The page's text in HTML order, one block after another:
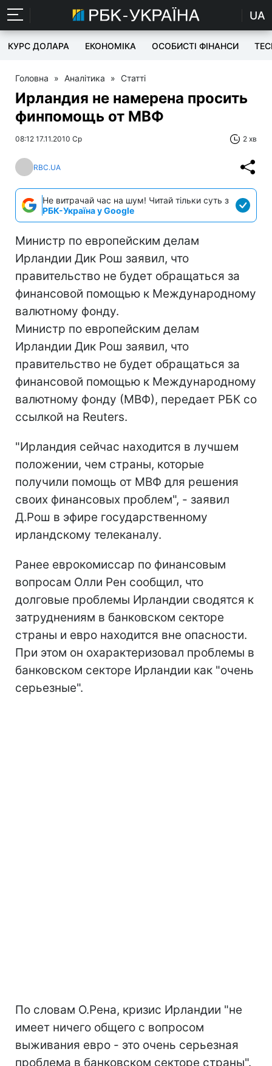
UA
КУРС ДОЛАРА ЕКОНОМІКА ОСОБИСТІ ФІНАНСИ
Головна » Аналітика » Статті
Ирландия не намерена просить
финпомощь от МВФ
08:12 17.11.2010 Ср 2 хв
RBC.UA
Не витрачай час на шум! Читай тільки суть з
РБК-Україна у Google
Министр по европейским делам
Ирландии Дик Рош заявил, что
правительство не будет обращаться за
финансовой помощью к Международному
валютному фонду.
Министр по европейским делам
Ирландии Дик Рош заявил, что
правительство не будет обращаться за
финансовой помощью к Международному
валютному фонду (МВФ), передает РБК со
ссылкой на Reuters.
"Ирландия сейчас находится в лучшем
положении, чем страны, которые
получили помощь от МВФ для решения
своих финансовых проблем", - заявил
Д.Рош в эфире государственному
ирландскому телеканалу.
Ранее еврокомиссар по финансовым
вопросам Олли Рен сообщил, что
долговые проблемы Ирландии сводятся к
затруднениям в банковском секторе
страны и евро находится вне опасности.
При этом он охарактеризовал проблемы в
банковском секторе Ирландии как "очень
серьезные".
По словам О.Рена, кризис Ирландии "не
имеет ничего общего с вопросом
выживания евро - это очень серьезная
проблема в банковском секторе страны".